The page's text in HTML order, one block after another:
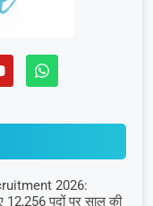
2026:
पदों पर साल की